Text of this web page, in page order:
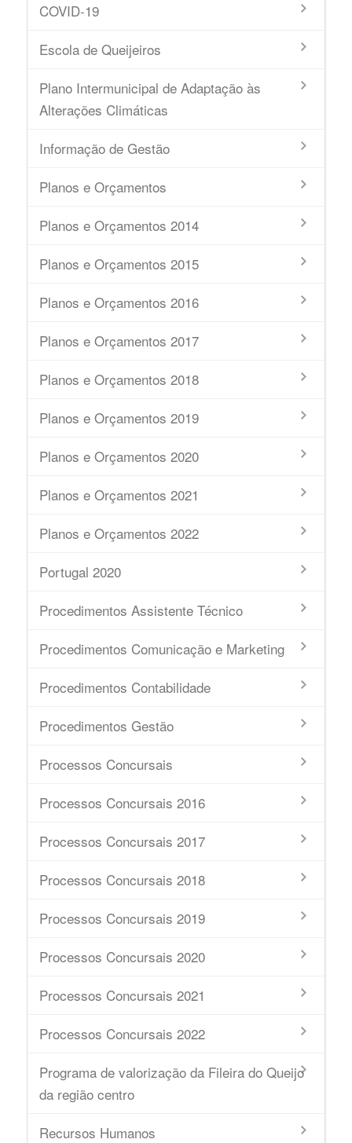
COVID-19
Escola de Queijeiros
Plano Intermunicipal de Adaptação às
Alterações Climáticas
Informação de Gestão
Planos e Orçamentos
Planos e Orçamentos 2014
Planos e Orçamentos 2015
Planos e Orçamentos 2016
Planos e Orçamentos 2017
Planos e Orçamentos 2018
Planos e Orçamentos 2019
Planos e Orçamentos 2020
Planos e Orçamentos 2021
Planos e Orçamentos 2022
Portugal 2020
Procedimentos Assistente Técnico
Procedimentos Comunicação e Marketing
Procedimentos Contabilidade
Procedimentos Gestão
Processos Concursais
Processos Concursais 2016
Processos Concursais 2017
Processos Concursais 2018
Processos Concursais 2019
Processos Concursais 2020
Processos Concursais 2021
Processos Concursais 2022
Programa de valorização da Fileira do Queijo
da região centro
Recursos Humanos